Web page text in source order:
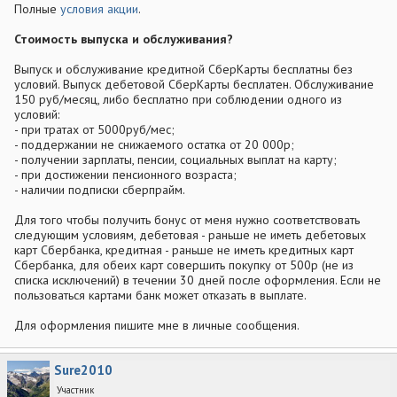
Полные условия акции.
Стоимость выпуска и обслуживания?
Выпуск и обслуживание кредитной СберКарты бесплатны без
условий. Выпуск дебетовой СберКарты бесплатен. Обслуживание
150 руб/месяц, либо бесплатно при соблюдении одного из
условий:
- при тратах от 5000руб/мес;
- поддержании не снижаемого остатка от 20 000р;
- получении зарплаты, пенсии, социальных выплат на карту;
- при достижении пенсионного возраста;
- наличии подписки сберпрайм.
Для того чтобы получить бонус от меня нужно соответствовать
следующим условиям, дебетовая - раньше не иметь дебетовых
карт Сбербанка, кредитная - раньше не иметь кредитных карт
Сбербанка, для обеих карт совершить покупку от 500р (не из
списка исключений) в течении 30 дней после оформления. Если не
пользоваться картами банк может отказать в выплате.
Для оформления пишите мне в личные сообщения.
Sure2010
Участник